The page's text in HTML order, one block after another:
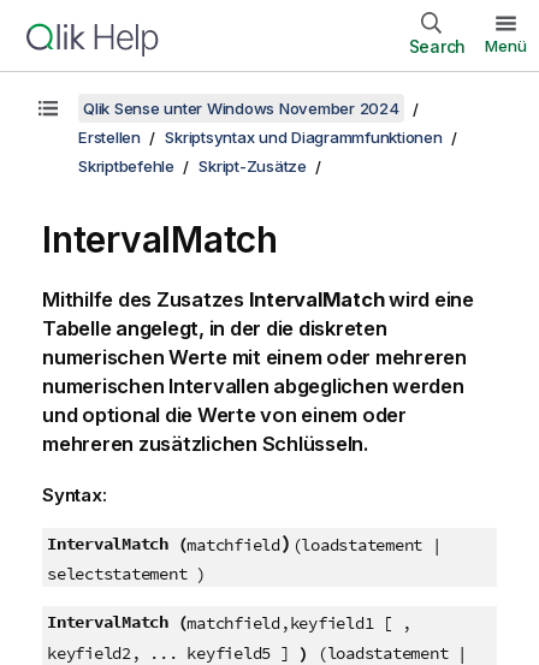
Search Menü
Qlik Sense unter Windows November 2024
Erstellen
Skriptsyntax und Diagrammfunktionen
Skriptbefehle
Skript-Zusätze
IntervalMatch
Mithilfe des Zusatzes IntervalMatchwird eine
Tabelle angelegt, in der die diskreten
numerischen Werte mit einem oder mehreren
numerischen Intervallen abgeglichen werden
und optional die Werte von einem oder
mehreren zusätzlichen Schlüsseln.
Syntax:
IntervalMatch (matchfield) (loadstatement |
selectstatement )
IntervalMatch (matchfield,keyfield1 [ ,
keyfield2, ... keyfield5 ] )
(loadstatement |